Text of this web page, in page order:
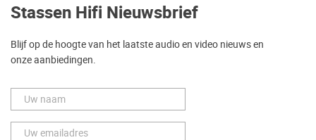
Stassen Hifi Nieuwsbrief
Blijf op de hoogte van het laatste audio en video nieuws en
onze aanbiedingen.